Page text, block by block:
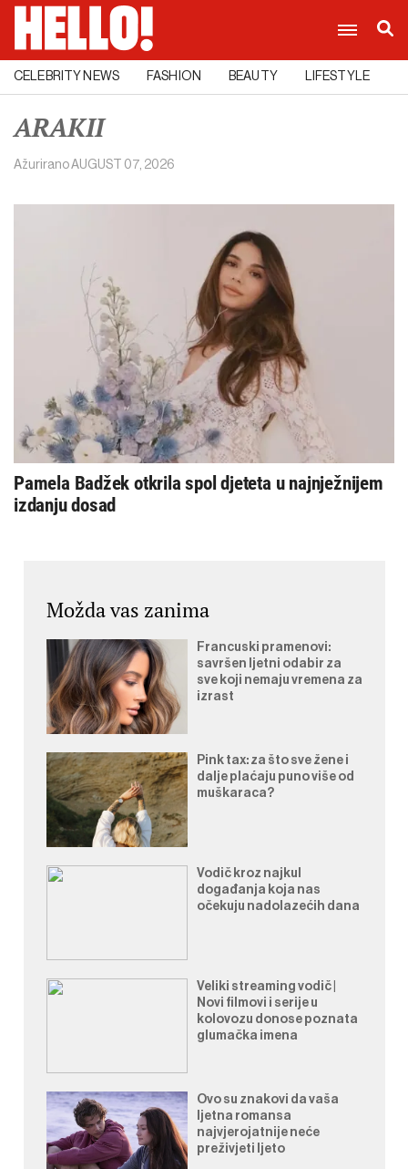
CELEBRITY NEWS FASHION BEAUTY LIFESTYLE
ARAKII
AžuriranoAUGUST 07, 2026
Pamela Badžek otkrila spol djeteta u najnježnijem
izdanju dosad
Možda vas zanima
Francuski pramenovi:
savršen ljetni odabir za
sve koji nemaju vremena za
izrast
Pink tax: za što sve žene i
dalje plaćaju puno više od
muškaraca?
Vodič kroz najkul
događanja koja nas
očekuju nadolazećih dana
Veliki streaming vodič |
Novi filmovi i serije u
kolovozu donose poznata
glumačka imena
Ovo su znakovi da vaša
ljetna romansa
najvjerojatnije neće
preživjeti ljeto